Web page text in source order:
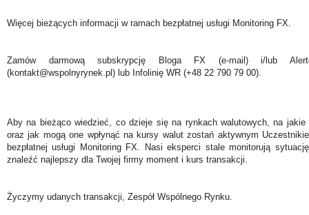
Więcej bieżących informacji w ramach bezpłatnej usługi Monitoring FX.
Zamów darmową subskrypcję Bloga FX (e-mail) i/lub
(kontakt@wspolnyrynek.pl) lub Infolinię WR (+48 22 790 79 00).
Aby na bieżąco wiedzieć, co dzieje się na rynkach walutowych, na
oraz jak mogą one wpłynąć na kursy walut zostań aktywnym
bezpłatnej usługi Monitoring FX. Nasi eksperci stale monitorują
znaleźć najlepszy dla Twojej firmy moment i kurs transakcji.
Życzymy udanych transakcji, Zespół Wspólnego Rynku.